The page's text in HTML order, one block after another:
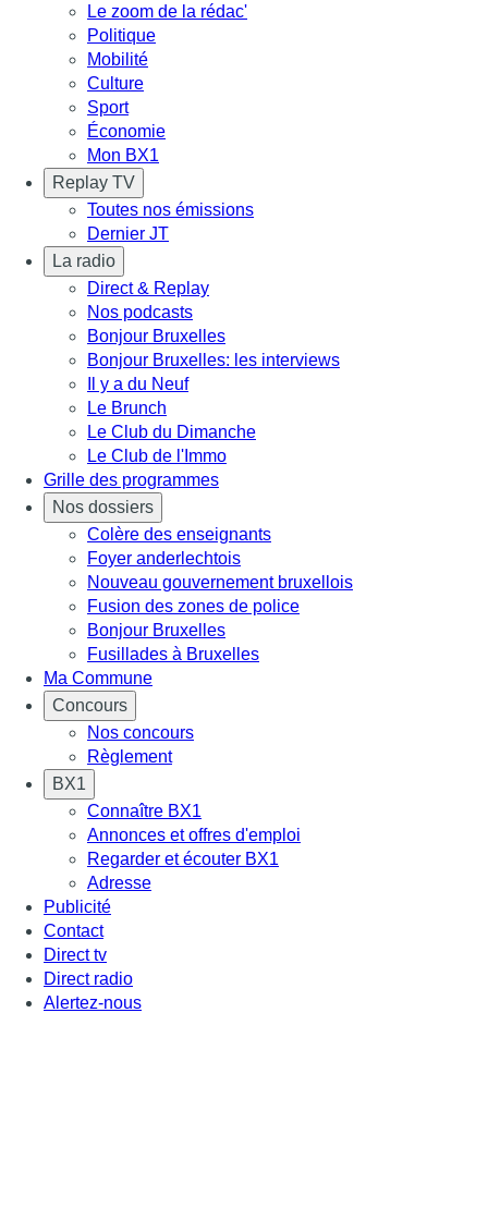
Le zoom de la rédac'
Politique
Mobilité
Culture
Sport
Économie
Mon BX1
Replay TV
Toutes nos émissions
Dernier JT
La radio
Direct & Replay
Nos podcasts
Bonjour Bruxelles
Bonjour Bruxelles: les interviews
Il y a du Neuf
Le Brunch
Le Club du Dimanche
Le Club de l'Immo
Grille des programmes
Nos dossiers
Colère des enseignants
Foyer anderlechtois
Nouveau gouvernement bruxellois
Fusion des zones de police
Bonjour Bruxelles
Fusillades à Bruxelles
Ma Commune
Concours
Nos concours
Règlement
BX1
Connaître BX1
Annonces et offres d'emploi
Regarder et écouter BX1
Adresse
Publicité
Contact
Direct tv
Direct radio
Alertez-nous